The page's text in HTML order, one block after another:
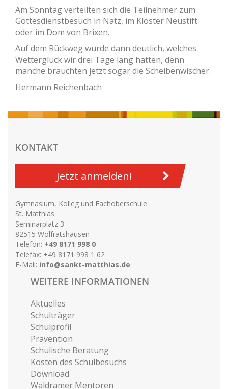
Am Sonntag verteilten sich die Teilnehmer zum
Gottesdienstbesuch in Natz, im Kloster Neustift
oder im Dom von Brixen.
Auf dem Rückweg wurde dann deutlich, welches
Wetterglück wir drei Tage lang hatten, denn
manche brauchten jetzt sogar die Scheibenwischer.
Hermann Reichenbach
KONTAKT
Jetzt anmelden!
Gymnasium, Kolleg und Fachoberschule
St. Matthias
Seminarplatz 3
82515 Wolfratshausen
Telefon: +49 8171 998 0
Telefax: +49 8171 998 1 62
E-Mail: info@sankt-matthias.de
WEITERE INFORMATIONEN
Aktuelles
Schulträger
Schulprofil
Prävention
Schulische Beratung
Kosten des Schulbesuchs
Download
Waldramer Mentoren